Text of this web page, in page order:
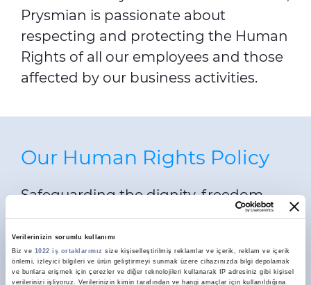
Verilerinizin sorumlu kullanımı
Biz ve 1022 iş ortaklarımız size kişiselleştirilmiş reklamlar ve içerik, reklam ve içerik
önlemi, izleyici bilgileri ve ürün geliştirmeyi sunmak üzere cihazınızda bilgi depolamak
ve bunlara erişmek için çerezler ve diğer teknolojileri kullanarak IP adresiniz gibi kişisel
verilerinizi işliyoruz. Verilerinizin kimin tarafından ve hangi amaçlar için kullanıldığına
Prysmian is passionate about
respecting and protecting the Human
Rights of all our employees and those
affected by our business activities.
Our Human Rights Policy
Safeguarding the dignity, freedom
and equality of all human beings.
It at the heart of who we are as a
company. We reject discrimination of